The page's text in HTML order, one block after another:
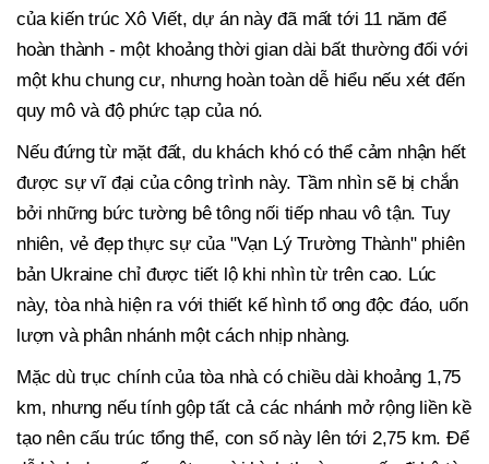
của kiến trúc Xô Viết, dự án này đã mất tới 11 năm để
hoàn thành - một khoảng thời gian dài bất thường đối với
một khu chung cư, nhưng hoàn toàn dễ hiểu nếu xét đến
quy mô và độ phức tạp của nó.
Nếu đứng từ mặt đất, du khách khó có thể cảm nhận hết
được sự vĩ đại của công trình này. Tầm nhìn sẽ bị chắn
bởi những bức tường bê tông nối tiếp nhau vô tận. Tuy
nhiên, vẻ đẹp thực sự của "Vạn Lý Trường Thành" phiên
bản Ukraine chỉ được tiết lộ khi nhìn từ trên cao. Lúc
này, tòa nhà hiện ra với thiết kế hình tổ ong độc đáo, uốn
lượn và phân nhánh một cách nhịp nhàng.
Mặc dù trục chính của tòa nhà có chiều dài khoảng 1,75
km, nhưng nếu tính gộp tất cả các nhánh mở rộng liền kề
tạo nên cấu trúc tổng thể, con số này lên tới 2,75 km. Để